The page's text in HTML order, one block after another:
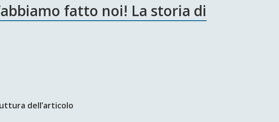
fatto noi! La storia di
dell’articolo